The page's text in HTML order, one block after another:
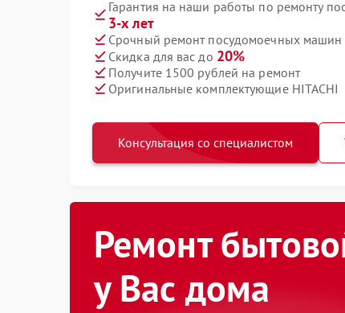
Гарантия на наши работы по ремонту
3-х лет
Срочный ремонт посудомоечных машин
Скидка для вас до 20%
Получите 1500 рублей на ремонт
Оригинальные комплектующие HITACHI
Консультация со специалистом
Ремонт
у Вас дома